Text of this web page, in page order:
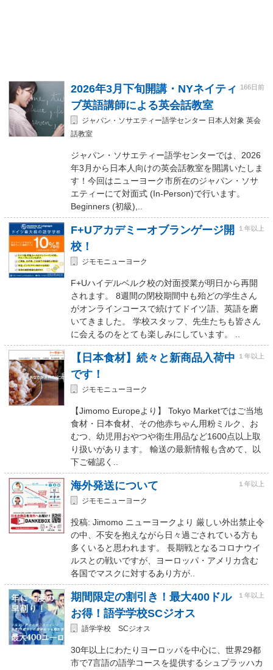
2026年3月下旬開講・NYネイティ
ブ英語講師による英会話教室
166日前
ジャパン・ソサエティー語学センター 日本人対象 英会
話教室
ジャパン・ソサエティー語学センターでは、2026
年3月から日本人向けの英会話教室を開講いたしま
す！今回はニューヨーク市所在のジャパン・ソサ
エティーにて対面式 (In-Person)で行います。
Beginners (初級),..
F+Uアカデミーオブランゲージ開
校！
１年以上
ジモモニューヨーク
F+Uハイデルベルク校の対面授業が明日から再開
されます。 8週間の閉校期間中も殆どの学生さん
がオンラインコースで続けてドイツ語、英語を磨
いてきました。 学校スタッフ、先生たちも皆さん
に会えるのをとても楽しみにしています。 ..
【日本食材】続々と新商品入荷中
です！
１年以上
ジモモニューヨーク
【Jimomo Europeより】 Tokyo Marketではご当地
食材・日本食材、その他赤ちゃん用粉ミルク、お
むつ、幼児用おやつや衛生用品など1600点以上取
り扱いがあります。 輸送の最新情報も含めて、以
下ご確認く..
海外発送について １年以上
ジモモニューヨーク
投稿: Jimomo ニューヨークより 厳しい外出禁止令
の中、不安を抱えながら日々過ごされている方も
多くいると思われます。 長期戦となるコロナウイ
ルスとの戦いですが、ヨーロッパ・アメリカ含む
各国でマスクに対するあり方が..
期間限定の割引き！最大400ドル
お得！語学学校SCジオス
１年以上
語学学校 SCジオス
30年以上にわたりヨーロッパを中心に、世界29都
市で7言語の語学コースを提供するシュプラッハカ